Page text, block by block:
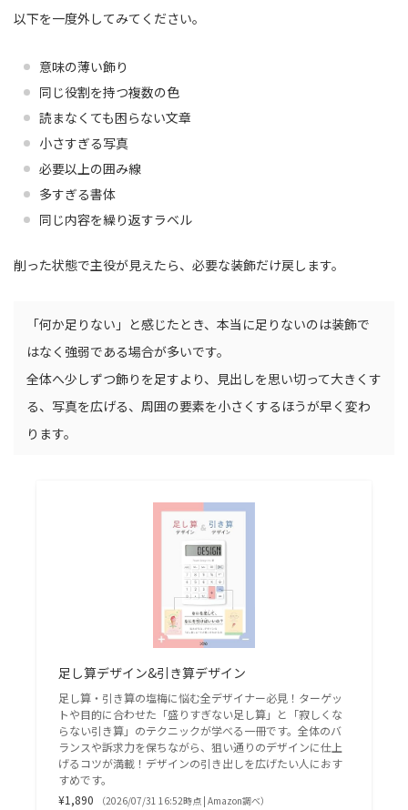
以下を一度外してみてください。
意味の薄い飾り
同じ役割を持つ複数の色
読まなくても困らない文章
小さすぎる写真
必要以上の囲み線
多すぎる書体
同じ内容を繰り返すラベル
削った状態で主役が見えたら、必要な装飾だけ戻します。
「何か足りない」と感じたとき、本当に足りないのは装飾で
はなく強弱である場合が多いです。
全体へ少しずつ飾りを足すより、見出しを思い切って大きくす
る、写真を広げる、周囲の要素を小さくするほうが早く変わ
ります。
足し算デザイン&引き算デザイン
足し算・引き算の塩梅に悩む全デザイナー必見！ターゲッ
トや目的に合わせた「盛りすぎない足し算」と「寂しくな
らない引き算」のテクニックが学べる一冊です。全体のバ
ランスや訴求力を保ちながら、狙い通りのデザインに仕上
げるコツが満載！デザインの引き出しを広げたい人におす
すめです。
¥1,890
（2026/07/31 16:52時点 | Amazon調べ）